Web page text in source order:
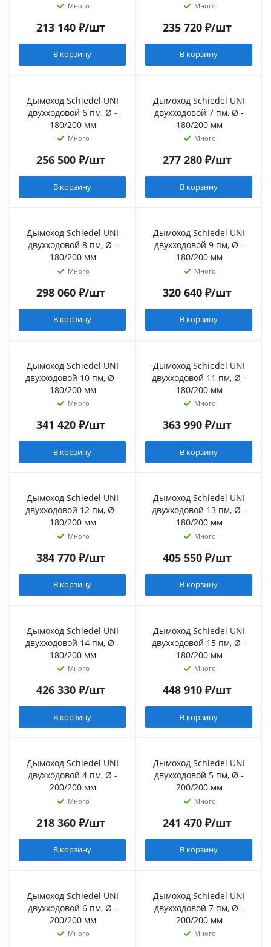
Много
213 140₽/шт
В корзину
Много
235 720₽/шт
В корзину
Дымоход Schiedel UNI
двухходовой 6 пм, Ø -
180/200 мм
Много
256 500₽/шт
В корзину
Дымоход Schiedel UNI
двухходовой 7 пм, Ø -
180/200 мм
Много
277 280₽/шт
В корзину
Дымоход Schiedel UNI
двухходовой 8 пм, Ø -
180/200 мм
Много
298 060₽/шт
В корзину
Дымоход Schiedel UNI
двухходовой 9 пм, Ø -
180/200 мм
Много
320 640₽/шт
В корзину
Дымоход Schiedel UNI
двухходовой 10 пм, Ø -
180/200 мм
Много
341 420₽/шт
В корзину
Дымоход Schiedel UNI
двухходовой 11 пм, Ø -
180/200 мм
Много
363 990₽/шт
В корзину
Дымоход Schiedel UNI
двухходовой 12 пм, Ø -
180/200 мм
Много
384 770₽/шт
В корзину
Дымоход Schiedel UNI
двухходовой 13 пм, Ø -
180/200 мм
Много
405 550₽/шт
В корзину
Дымоход Schiedel UNI
двухходовой 14 пм, Ø -
180/200 мм
Много
426 330₽/шт
В корзину
Дымоход Schiedel UNI
двухходовой 15 пм, Ø -
180/200 мм
Много
448 910₽/шт
В корзину
Дымоход Schiedel UNI
двухходовой 4 пм, Ø -
200/200 мм
Много
218 360₽/шт
В корзину
Дымоход Schiedel UNI
двухходовой 5 пм, Ø -
200/200 мм
Много
241 470₽/шт
В корзину
Дымоход Schiedel UNI
двухходовой 6 пм, Ø -
200/200 мм
Много
Дымоход Schiedel UNI
двухходовой 7 пм, Ø -
200/200 мм
Много